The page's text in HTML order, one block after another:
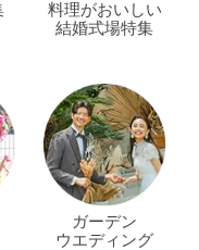
料理がおいしい
結婚式場特集
ガーデン
ウエディング